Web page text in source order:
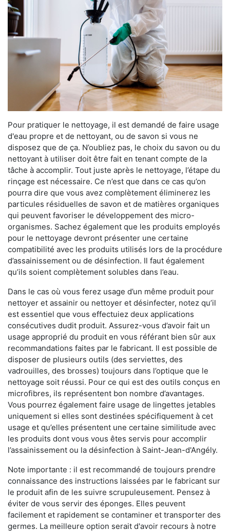
Pour pratiquer le nettoyage, il est demandé de faire usage
d'eau propre et de nettoyant, ou de savon si vous ne
disposez que de ça. N’oubliez pas, le choix du savon ou du
nettoyant à utiliser doit être fait en tenant compte de la
tâche à accomplir. Tout juste après le nettoyage, l’étape du
rinçage est nécessaire. Ce n’est que dans ce cas qu’on
pourra dire que vous avez complètement éliminerez les
particules résiduelles de savon et de matières organiques
qui peuvent favoriser le développement des micro-
organismes. Sachez également que les produits employés
pour le nettoyage devront présenter une certaine
compatibilité avec les produits utilisés lors de la procédure
d’assainissement ou de désinfection. Il faut également
qu’ils soient complètement solubles dans l’eau.
Dans le cas où vous ferez usage d’un même produit pour
nettoyer et assainir ou nettoyer et désinfecter, notez qu’il
est essentiel que vous effectuiez deux applications
consécutives dudit produit. Assurez-vous d’avoir fait un
usage approprié du produit en vous référant bien sûr aux
recommandations faites par le fabricant. Il est possible de
disposer de plusieurs outils (des serviettes, des
vadrouilles, des brosses) toujours dans l’optique que le
nettoyage soit réussi. Pour ce qui est des outils conçus en
microfibres, ils représentent bon nombre d’avantages.
Vous pourrez également faire usage de lingettes jetables
uniquement si elles sont destinées spécifiquement à cet
usage et qu’elles présentent une certaine similitude avec
les produits dont vous vous êtes servis pour accomplir
l’assainissement ou la désinfection à Saint-Jean-d'Angély.
Note importante : il est recommandé de toujours prendre
connaissance des instructions laissées par le fabricant sur
le produit afin de les suivre scrupuleusement. Pensez à
éviter de vous servir des éponges. Elles peuvent
facilement et rapidement se contaminer et transporter des
germes. La meilleure option serait d'avoir recours à notre